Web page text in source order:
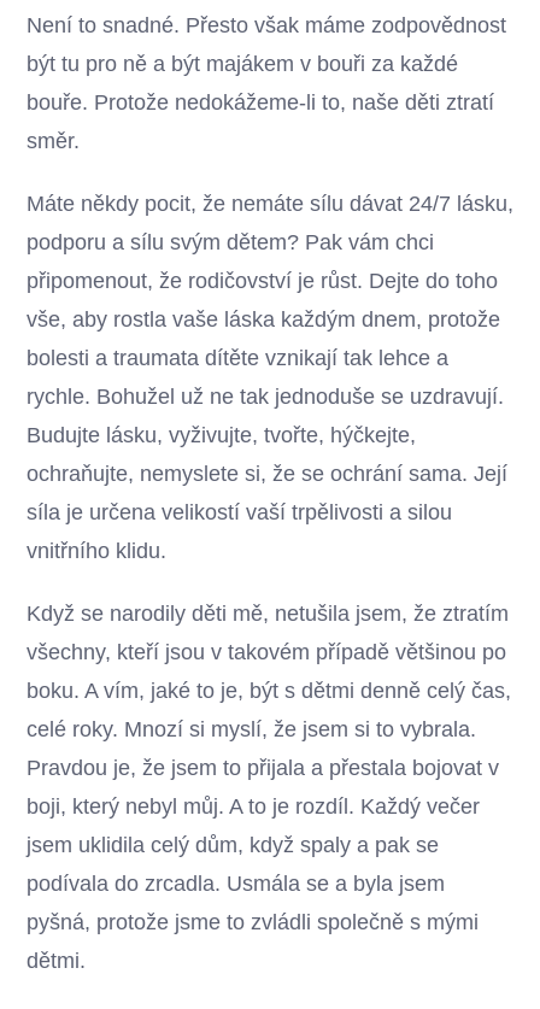
Není to snadné. Přesto však máme zodpovědnost
být tu pro ně a být majákem v bouři za každé
bouře. Protože nedokážeme-li to, naše děti ztratí
směr.
Máte někdy pocit, že nemáte sílu dávat 24/7 lásku,
podporu a sílu svým dětem? Pak vám chci
připomenout, že rodičovství je růst. Dejte do toho
vše, aby rostla vaše láska každým dnem, protože
bolesti a traumata dítěte vznikají tak lehce a
rychle. Bohužel už ne tak jednoduše se uzdravují.
Budujte lásku, vyživujte, tvořte, hýčkejte,
ochraňujte, nemyslete si, že se ochrání sama. Její
síla je určena velikostí vaší trpělivosti a silou
vnitřního klidu.
Když se narodily děti mě, netušila jsem, že ztratím
všechny, kteří jsou v takovém případě většinou po
boku. A vím, jaké to je, být s dětmi denně celý čas,
celé roky. Mnozí si myslí, že jsem si to vybrala.
Pravdou je, že jsem to přijala a přestala bojovat v
boji, který nebyl můj. A to je rozdíl. Každý večer
jsem uklidila celý dům, když spaly a pak se
podívala do zrcadla. Usmála se a byla jsem
pyšná, protože jsme to zvládli společně s mými
dětmi.